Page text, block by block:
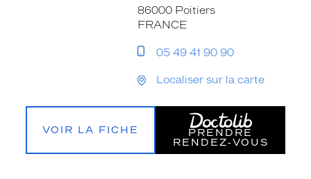
86000 Poitiers
FRANCE
05 49 41 90 90
Localiser sur la carte
VOIR LA FICHE
PRENDRE
RENDEZ‑VOUS